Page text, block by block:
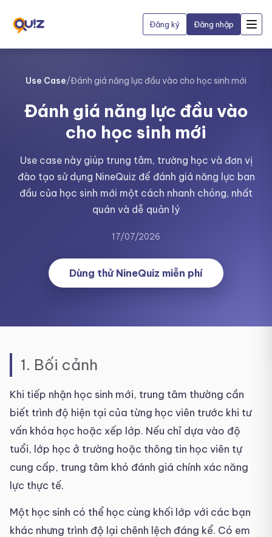
Đăng ký Đăng nhập
Use Case/Đánh giá năng lực đầu vào cho học sinh mới
Đánh giá năng lực đầu vào
cho học sinh mới
Use case này giúp trung tâm, trường học và đơn vị
đào tạo sử dụng NineQuiz để đánh giá năng lực ban
đầu của học sinh mới một cách nhanh chóng, nhất
quán và dễ quản lý
17/07/2026
Dùng thử NineQuiz miễn phí
1. Bối cảnh
Khi tiếp nhận học sinh mới, trung tâm thường cần
biết trình độ hiện tại của từng học viên trước khi tư
vấn khóa học hoặc xếp lớp. Nếu chỉ dựa vào độ
tuổi, lớp học ở trường hoặc thông tin học viên tự
cung cấp, trung tâm khó đánh giá chính xác năng
lực thực tế.
Một học sinh có thể học cùng khối lớp với các bạn
khác nhưng trình độ lại chênh lệch đáng kể. Có em